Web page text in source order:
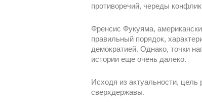
противоречий, череды
Френсис Фукуяма,
правильный порядок,
демократией. Однако, точки
истории еще очень далеко.
Исходя из актуальности, цель
сверхдержавы.